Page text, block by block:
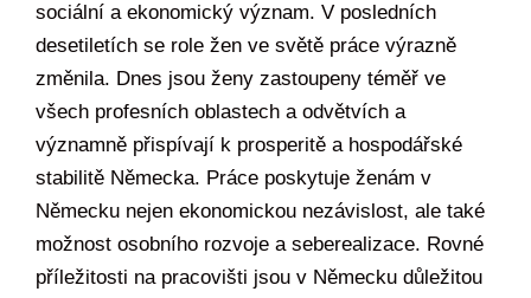
sociální a ekonomický význam. V posledních
desetiletích se role žen ve světě práce výrazně
změnila. Dnes jsou ženy zastoupeny téměř ve
všech profesních oblastech a odvětvích a
významně přispívají k prosperitě a hospodářské
stabilitě Německa. Práce poskytuje ženám v
Německu nejen ekonomickou nezávislost, ale také
možnost osobního rozvoje a seberealizace. Rovné
příležitosti na pracovišti jsou v Německu důležitou